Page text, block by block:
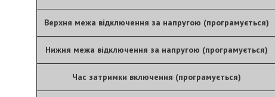
Верхня межа відключення за напругою (програмується)
Нижня межа відключення за напругою (програмується)
Час затримки включення (програмується)